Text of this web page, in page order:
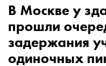
В Москве у
прошли
задержания
одиночных